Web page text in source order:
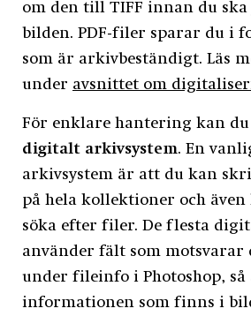
om den till TIFF innan du ska
bilden. PDF-filer sparar du i
som är arkivbeständigt. Läs
under avsnittet om
För enklare hantering kan
digitalt arkivsystem. En
arkivsystem är att du kan
på hela kollektioner och
söka efter filer. De flesta
använder fält som motsvarar
under fileinfo i Photoshop, så
informationen som finns i